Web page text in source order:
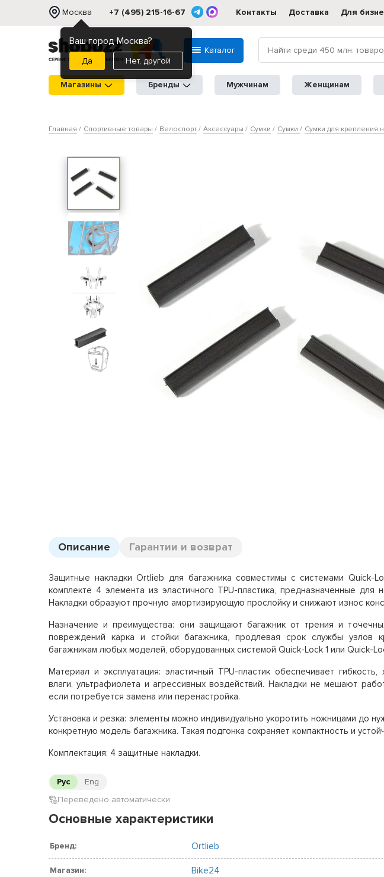
Москва
Ваш город Москва?
Нет, другой
+7 (495) 215-16-67 Контакты Доставка Для
Каталог
Магазины Бренды Мужчинам Женщинам
Главная Спортивные товары Велоспорт Аксессуары Сумки Сумки Сумки для крепления
Описание Гарантии и возврат
Защитные накладки Ortlieb для багажника совместимы с системами Quick-
комплекте 4 элемента из эластичного TPU-пластика, предназначенные для
Накладки образуют прочную амортизирующую прослойку и снижают износ
Назначение и преимущества: они защищают багажник от трения и
повреждений карка и стойки багажника, продлевая срок службы узлов
багажникам любых моделей, оборудованных системой Quick-Lock 1 или Quick-
Материал и эксплуатация: эластичный TPU-пластик обеспечивает
влаги, ультрафиолета и агрессивных воздействий. Накладки не мешают
если потребуется замена или перенастройка.
Установка и резка: элементы можно индивидуально укоротить ножницами до
конкретную модель багажника. Такая подгонка сохраняет компактность и
Комплектация: 4 защитные накладки.
Рус
Eng
Переведено автоматически
Основные характеристики
Бренд: Ortlieb
Магазин: Bike24